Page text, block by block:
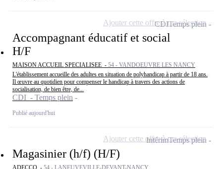
Accompagnant éducatif et social
H/F
MAISON ACCUEIL SPECIALISEE - 54 - VANDOEUVRE LES NANCY
L'établissement accueille des adultes en situation de polyhandicap à partir de 18 ans.
Il œuvre au quotidien pour compenser le handicap à travers des actions de
socialisation, de bien être, de...
CDI - Temps plein
Publié aujourd'hui
CDITemps plein
Ajouter cette offre à ma sélection
Magasinier (h/f) (H/F)
ADECCO - 54 - LANEUVEVILLE-DEVANT-NANCY
IntérimTemps plein
Ajouter cette offre à ma sélection